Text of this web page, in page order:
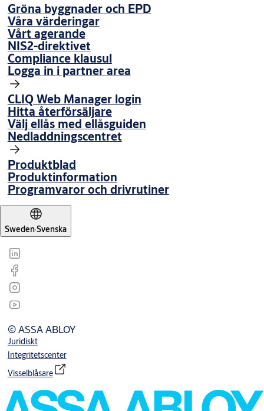
Gröna byggnader och EPD
Våra värderingar
Vårt agerande
NIS2-direktivet
Compliance klausul
Logga in i partner area
CLIQ Web Manager login
Hitta återförsäljare
Välj ellås med ellåsguiden
Nedladdningscentret
Produktblad
Produktinformation
Programvaror och drivrutiner
Sweden·Svenska
© ASSA ABLOY
Juridiskt
Integritetscenter
Visselblåsare